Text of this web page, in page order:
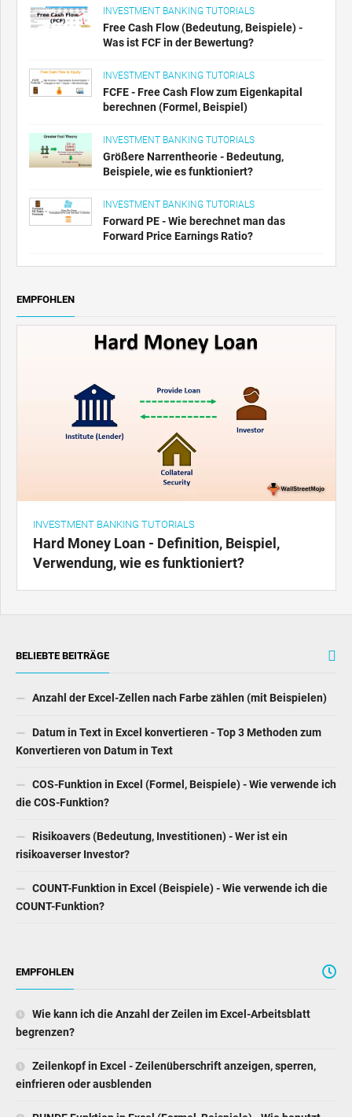
INVESTMENT BANKING TUTORIALS
Free Cash Flow (Bedeutung, Beispiele) -
Was ist FCF in der Bewertung?
INVESTMENT BANKING TUTORIALS
FCFE - Free Cash Flow zum Eigenkapital
berechnen (Formel, Beispiel)
INVESTMENT BANKING TUTORIALS
Größere Narrentheorie - Bedeutung,
Beispiele, wie es funktioniert?
INVESTMENT BANKING TUTORIALS
Forward PE - Wie berechnet man das
Forward Price Earnings Ratio?
EMPFOHLEN
INVESTMENT BANKING TUTORIALS
Hard Money Loan - Definition, Beispiel,
Verwendung, wie es funktioniert?
BELIEBTE BEITRÄGE
Anzahl der Excel-Zellen nach Farbe zählen (mit Beispielen)
Datum in Text in Excel konvertieren - Top 3 Methoden zum
Konvertieren von Datum in Text
COS-Funktion in Excel (Formel, Beispiele) - Wie verwende ich
die COS-Funktion?
Risikoavers (Bedeutung, Investitionen) - Wer ist ein
risikoaverser Investor?
COUNT-Funktion in Excel (Beispiele) - Wie verwende ich die
COUNT-Funktion?
EMPFOHLEN
Wie kann ich die Anzahl der Zeilen im Excel-Arbeitsblatt
begrenzen?
Zeilenkopf in Excel - Zeilenüberschrift anzeigen, sperren,
einfrieren oder ausblenden